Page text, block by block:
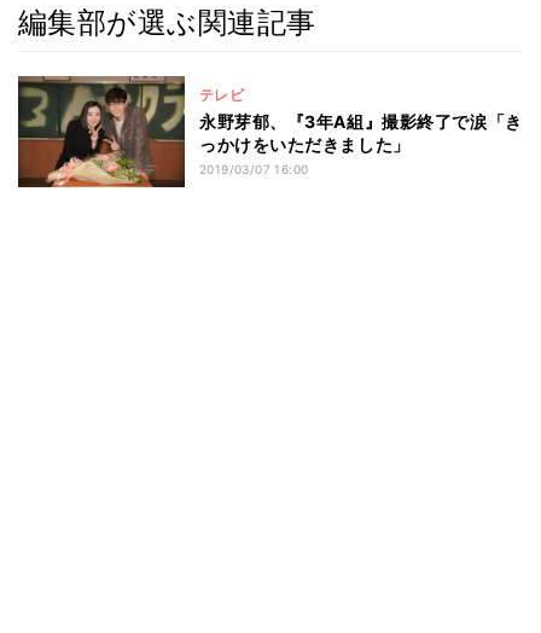
編集部が選ぶ関連記事
テレビ
永野芽郁、『3年A組』撮影終了で涙「き
っかけをいただきました」
2019/03/07 16:00